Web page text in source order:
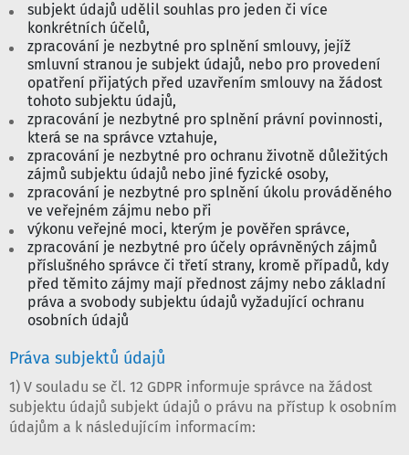
subjekt údajů udělil souhlas pro jeden či více
konkrétních účelů,
zpracování je nezbytné pro splnění smlouvy, jejíž
smluvní stranou je subjekt údajů, nebo pro provedení
opatření přijatých před uzavřením smlouvy na žádost
tohoto subjektu údajů,
zpracování je nezbytné pro splnění právní povinnosti,
která se na správce vztahuje,
zpracování je nezbytné pro ochranu životně důležitých
zájmů subjektu údajů nebo jiné fyzické osoby,
zpracování je nezbytné pro splnění úkolu prováděného
ve veřejném zájmu nebo při
výkonu veřejné moci, kterým je pověřen správce,
zpracování je nezbytné pro účely oprávněných zájmů
příslušného správce či třetí strany, kromě případů, kdy
před těmito zájmy mají přednost zájmy nebo základní
práva a svobody subjektu údajů vyžadující ochranu
osobních údajů
Práva subjektů údajů
1) V souladu se čl. 12 GDPR informuje správce na žádost
subjektu údajů subjekt údajů o právu na přístup k osobním
údajům a k následujícím informacím: